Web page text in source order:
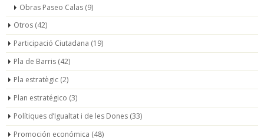
Obras Paseo Calas (9)
Otros (42)
Participació Ciutadana (19)
Pla de Barris (42)
Pla estratègic (2)
Plan estratégico (3)
Polítiques d’Igualtat i de les Dones (33)
Promoción económica (48)